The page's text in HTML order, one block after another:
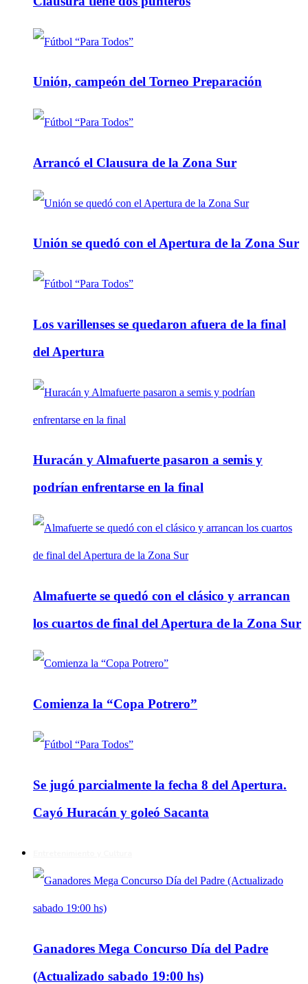
Unión, campeón del Torneo Preparación
Arrancó el Clausura de la Zona Sur
Unión se quedó con el Apertura de la Zona Sur
Los varillenses se quedaron afuera de la final
del Apertura
Huracán y Almafuerte pasaron a semis y
podrían enfrentarse en la final
Almafuerte se quedó con el clásico y arrancan
los cuartos de final del Apertura de la Zona Sur
Comienza la “Copa Potrero”
Se jugó parcialmente la fecha 8 del Apertura.
Cayó Huracán y goleó Sacanta
Ganadores Mega Concurso Día del Padre
(Actualizado sabado 19:00 hs)